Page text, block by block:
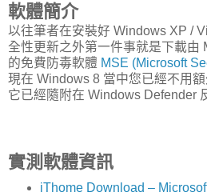
軟體簡介
以往筆者在安裝好 Windows XP /
全性更新之外第一件事就是下載由
的免費防毒軟體 MSE (Microsoft
現在 Windows 8 當中您已經不用
它已經隨附在 Windows Defender
實測軟體資訊
iThome Download –